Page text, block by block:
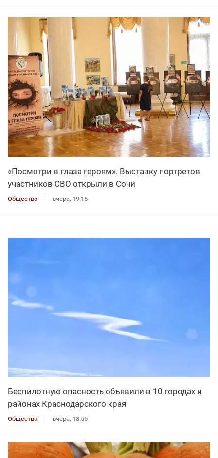
«Посмотри в глаза героям». Выставку портретов
участников СВО открыли в Сочи
Общество вчера, 19:15
Беспилотную опасность объявили в 10 городах и
районах Краснодарского края
Общество вчера, 18:55